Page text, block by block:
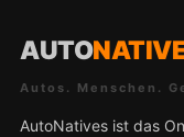
AUTO
Autos. Menschen.
AutoNatives ist das